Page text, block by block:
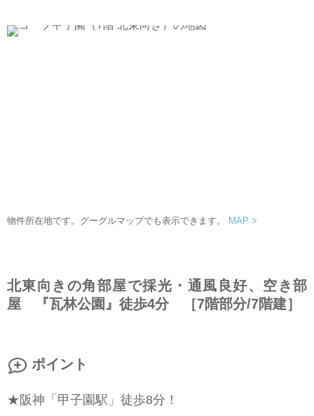
物件所在地です。グーグルマップでも表示できます。 MAP >
北東向きの角部屋で採光・通風良好、空き部
屋 『瓦林公園』徒歩4分 ［7階部分/7階建］
ポイント
★阪神「甲子園駅」徒歩8分！